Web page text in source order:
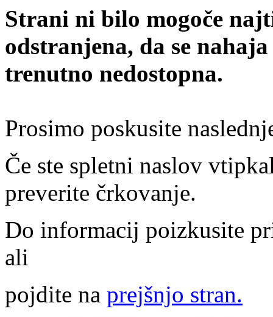
Strani ni bilo mogoče
odstranjena, da se
trenutno nedostopna.
Prosimo poskusite
Če ste spletni naslov
preverite črkovanje.
Do informacij poizkusite
ali
pojdite na prejšnjo stran.